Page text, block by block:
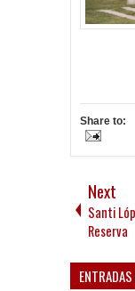
Share to:
Next
Santi
Reserva